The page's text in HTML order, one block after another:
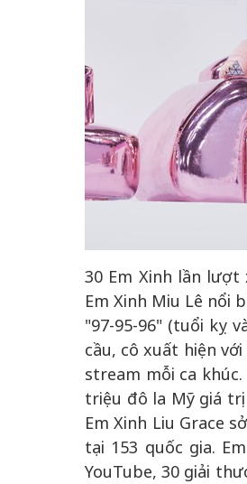
30 Em Xinh lần
Em Xinh Miu Lê nổi
"97-95-96" (tuổi kỵ
cầu, cô xuất hiện
stream mỗi ca
triệu đô la Mỹ giá
Em Xinh Liu Grace
tại 153 quốc gia.
YouTube, 30 giải